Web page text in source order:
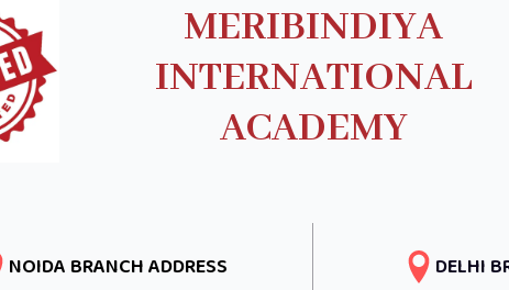
MERIBINDIYA
INTERNATIONAL
ACADEMY
NOIDA BRANCH ADDRESS
DELHI